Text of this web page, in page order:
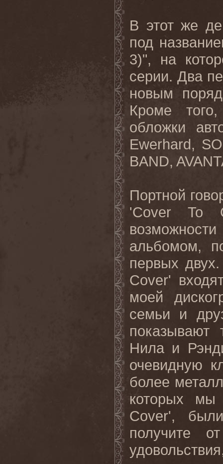
В этот же
под
3)", на
серии. Два
новым
Кроме
того
обложки
Ewerhard,
BAND,
Портной
'Cover To
альбомом,
первых
Cover'
моей
семьи и
показывают
Нила и
очевидную
более
которых
Cover',
получите